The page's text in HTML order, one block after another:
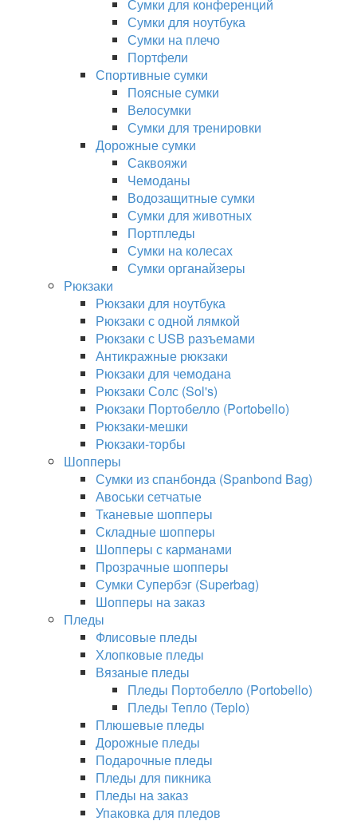
Сумки для конференций
Сумки для ноутбука
Сумки на плечо
Портфели
Спортивные сумки
Поясные сумки
Велосумки
Сумки для тренировки
Дорожные сумки
Саквояжи
Чемоданы
Водозащитные сумки
Сумки для животных
Портпледы
Сумки на колесах
Сумки органайзеры
Рюкзаки
Рюкзаки для ноутбука
Рюкзаки с одной лямкой
Рюкзаки с USB разъемами
Антикражные рюкзаки
Рюкзаки для чемодана
Рюкзаки Солс (Sol's)
Рюкзаки Портобелло (Portobello)
Рюкзаки-мешки
Рюкзаки-торбы
Шопперы
Сумки из спанбонда (Spanbond Bag)
Авоськи сетчатые
Тканевые шопперы
Складные шопперы
Шопперы с карманами
Прозрачные шопперы
Сумки Супербэг (Superbag)
Шопперы на заказ
Пледы
Флисовые пледы
Хлопковые пледы
Вязаные пледы
Пледы Портобелло (Portobello)
Пледы Тепло (Teplo)
Плюшевые пледы
Дорожные пледы
Подарочные пледы
Пледы для пикника
Пледы на заказ
Упаковка для пледов